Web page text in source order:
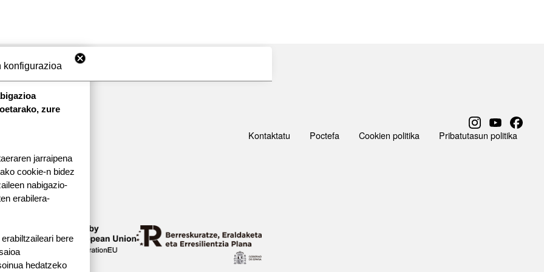
Kontaktatu Poctefa Cookien politika Pribatutasun politika
konfigurazioa
zure
jarraipena
cookie-n bidez
nabigazio-
erabilera-
bere
hedatzeko